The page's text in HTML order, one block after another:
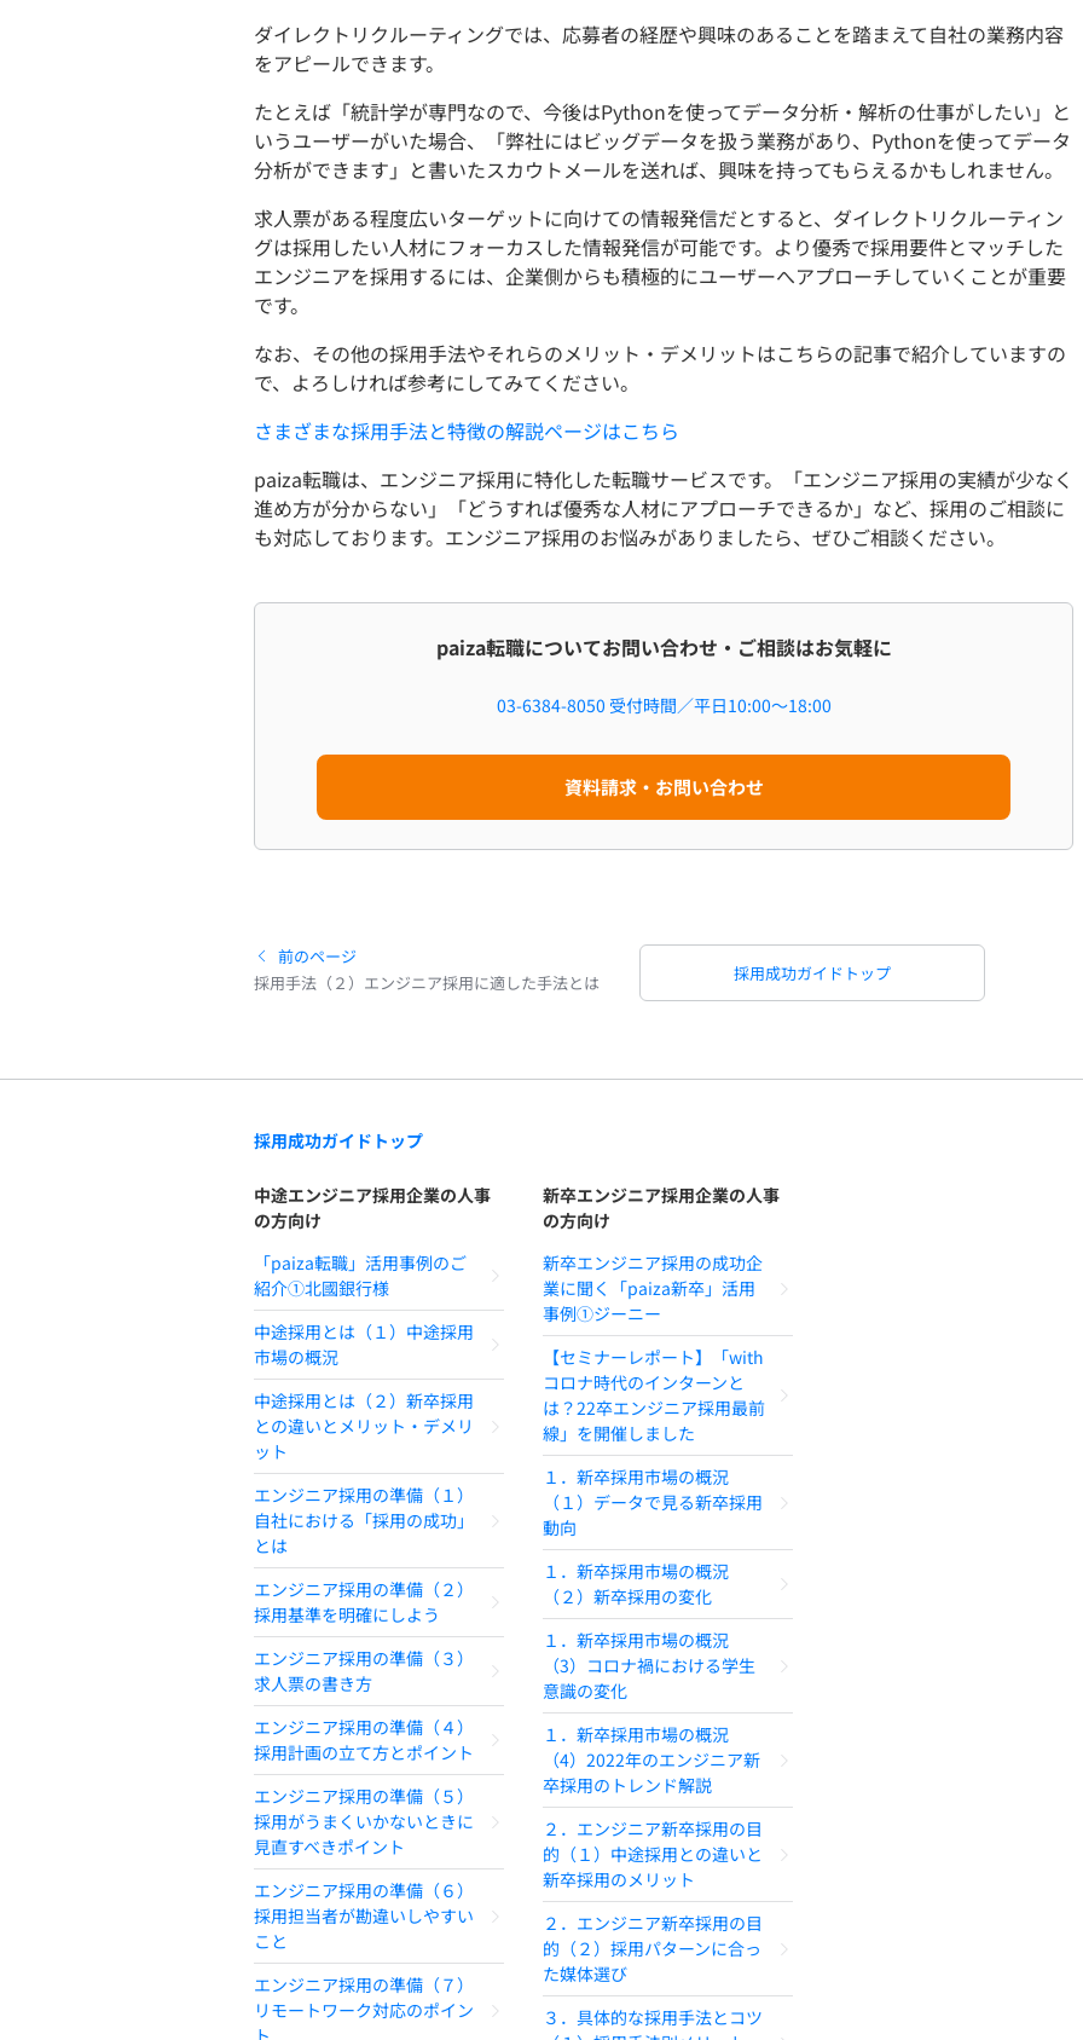
ダイレクトリクルーティングでは、応募者の経歴や興味のあることを踏まえて自社の業務内容
をアピールできます。
たとえば「統計学が専門なので、今後はPythonを使ってデータ分析・解析の仕事がしたい」と
いうユーザーがいた場合、「弊社にはビッグデータを扱う業務があり、Pythonを使ってデータ
分析ができます」と書いたスカウトメールを送れば、興味を持ってもらえるかもしれません。
求人票がある程度広いターゲットに向けての情報発信だとすると、ダイレクトリクルーティン
グは採用したい人材にフォーカスした情報発信が可能です。より優秀で採用要件とマッチした
エンジニアを採用するには、企業側からも積極的にユーザーへアプローチしていくことが重要
です。
なお、その他の採用手法やそれらのメリット・デメリットはこちらの記事で紹介していますの
で、よろしければ参考にしてみてください。
さまざまな採用手法と特徴の解説ページはこちら
paiza転職は、エンジニア採用に特化した転職サービスです。「エンジニア採用の実績が少なく
進め方が分からない」「どうすれば優秀な人材にアプローチできるか」など、採用のご相談に
も対応しております。エンジニア採用のお悩みがありましたら、ぜひご相談ください。
paiza転職についてお問い合わせ・ご相談はお気軽に
03-6384-8050 受付時間／平日10:00～18:00
資料請求・お問い合わせ
前のページ
採用手法（２）エンジニア採用に適した手法とは
採用成功ガイドトップ
採用成功ガイドトップ
中途エンジニア採用企業の人事
の方向け
「paiza転職」活用事例のご
紹介①北國銀行様
中途採用とは（１）中途採用
市場の概況
中途採用とは（２）新卒採用
との違いとメリット・デメリ
ット
エンジニア採用の準備（１）
自社における「採用の成功」
とは
エンジニア採用の準備（２）
採用基準を明確にしよう
エンジニア採用の準備（３）
求人票の書き方
エンジニア採用の準備（４）
採用計画の立て方とポイント
エンジニア採用の準備（５）
採用がうまくいかないときに
見直すべきポイント
エンジニア採用の準備（６）
採用担当者が勘違いしやすい
こと
エンジニア採用の準備（７）
リモートワーク対応のポイン
ト
新卒エンジニア採用企業の人事
の方向け
新卒エンジニア採用の成功企
業に聞く「paiza新卒」活用
事例①ジーニー
【セミナーレポート】「with
コロナ時代のインターンと
は？22卒エンジニア採用最前
線」を開催しました
１．新卒採用市場の概況
（１）データで見る新卒採用
動向
１．新卒採用市場の概況
（２）新卒採用の変化
１．新卒採用市場の概況
（3）コロナ禍における学生
意識の変化
１．新卒採用市場の概況
（4）2022年のエンジニア新
卒採用のトレンド解説
２．エンジニア新卒採用の目
的（１）中途採用との違いと
新卒採用のメリット
２．エンジニア新卒採用の目
的（２）採用パターンに合っ
た媒体選び
３．具体的な採用手法とコツ